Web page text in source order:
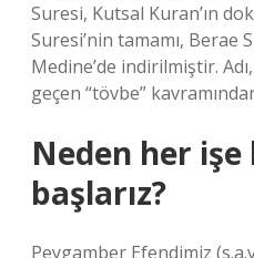
Suresi, Kutsal Kuran’ın
Suresi’nin tamamı, Berae
Medine’de indirilmiştir.
geçen “tövbe”
Neden her
başlarız?
Peygamber Efendimiz